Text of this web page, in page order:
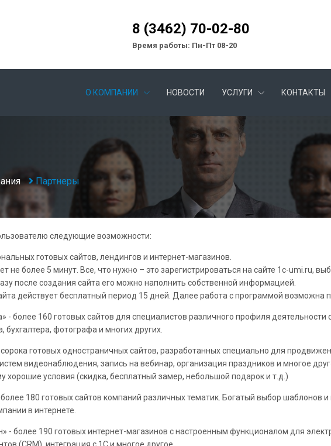
8 (3462) 70-02-80
Время работы: Пн-Пт 08-20
О КОМПАНИИ НОВОСТИ УСЛУГИ КОНТАКТЫ
Партнеры
следующие возможности:
готовых сайтов, лендингов и интернет-магазинов.
не более 5 минут. Все, что нужно – это зарегистрироваться на сайте 1c-umi.ru,
после создания сайта его можно наполнить собственной информацией.
действует бесплатный период 15 дней. Далее работа с программой возможна
- более 160 готовых сайтов для специалистов различного профиля
бухгалтера, фотографа и многих других.
готовых одностраничных сайтов, разработанных специально для
видеонаблюдения, запись на вебинар, организация праздников и многое
хорошие условия (скидка, бесплатный замер, небольшой подарок и т.д.)
180 готовых сайтов компаний различных тематик. Богатый выбор шаблонов и
в интернете.
- более 190 готовых интернет-магазинов с настроенным функционалом для